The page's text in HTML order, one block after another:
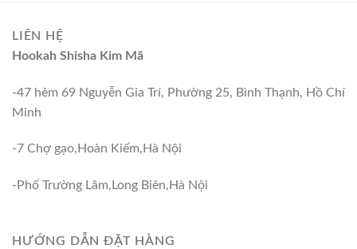
LIÊN HỆ
Hookah Shisha Kim Mã
-47 hẻm 69 Nguyễn Gia Trí, Phường 25, Bình Thạnh, Hồ Chí
Minh
-7 Chợ gạo,Hoàn Kiếm,Hà Nội
-Phố Trường Lâm,Long Biên,Hà Nội
HƯỚNG DẪN ĐẶT HÀNG